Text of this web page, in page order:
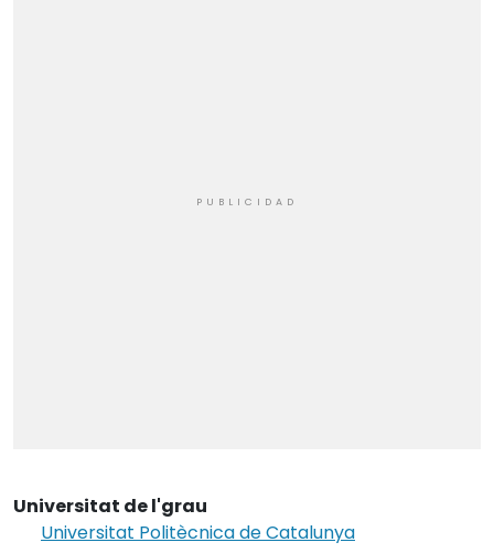
Universitat de l'grau
Universitat Politècnica de Catalunya